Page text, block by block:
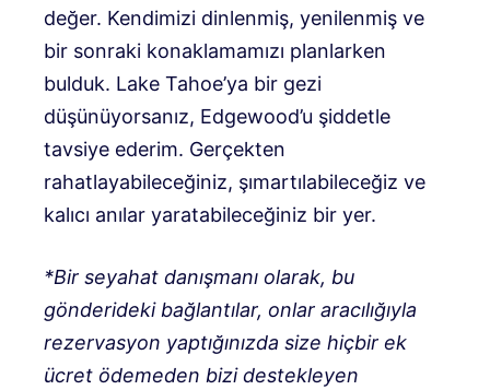
değer. Kendimizi dinlenmiş, yenilenmiş ve
bir sonraki konaklamamızı planlarken
bulduk. Lake Tahoe’ya bir gezi
düşünüyorsanız, Edgewood’u şiddetle
tavsiye ederim. Gerçekten
rahatlayabileceğiniz, şımartılabileceğiz ve
kalıcı anılar yaratabileceğiniz bir yer.
*Bir seyahat danışmanı olarak, bu
gönderideki bağlantılar, onlar aracılığıyla
rezervasyon yaptığınızda size hiçbir ek
ücret ödemeden bizi destekleyen